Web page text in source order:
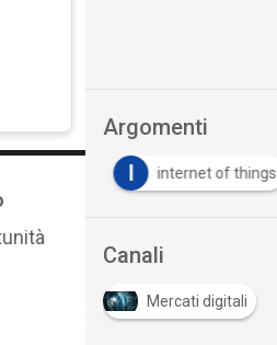
Argomenti
I internet of things
Canali
Mercati digitali